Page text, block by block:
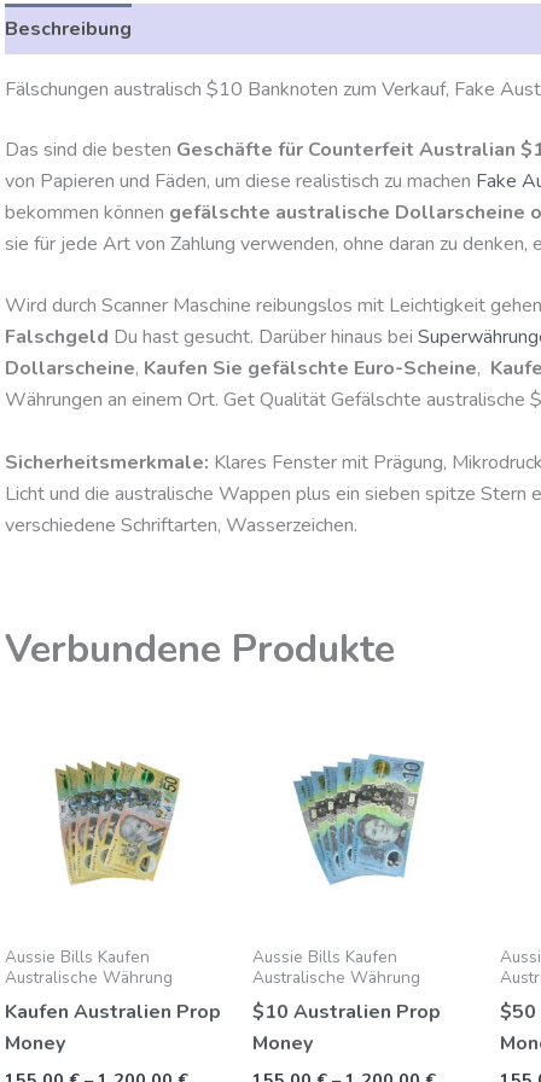
Beschreibung
Fälschungen australisch $10 Banknoten zum Verkauf, Fake
Das sind die besten Geschäfte für Counterfeit Australian
von Papieren und Fäden, um diese realistisch zu machen Fake
bekommen können gefälschte australische Dollarscheine
sie für jede Art von Zahlung verwenden, ohne daran zu denken,
Wird durch Scanner Maschine reibungslos mit Leichtigkeit
Falschgeld Du hast gesucht. Darüber hinaus bei
Dollarscheine, Kaufen Sie gefälschte Euro-Scheine,
Währungen an einem Ort. Get Qualität Gefälschte australische
Sicherheitsmerkmale: Klares Fenster mit Prägung,
Licht und die australische Wappen plus ein sieben spitze Stern
verschiedene Schriftarten, Wasserzeichen.
Verbundene Produkte
Aussie Bills Kaufen
Australische Währung
Kaufen Australien Prop
Money
der
Produktseite
gewählt
Aussie Bills Kaufen
Australische Währung
$10 Australien Prop
Money
der$50